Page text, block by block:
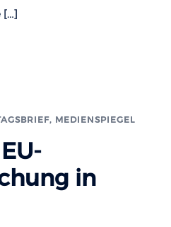
[…]
, MEDIENSPIEGEL
in